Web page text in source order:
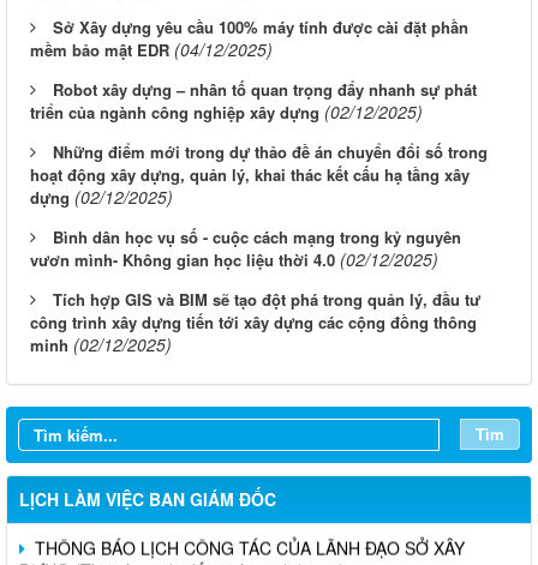
Sở Xây dựng yêu cầu 100% máy tính được cài đặt phần
mềm bảo mật EDR (04/12/2025)
Robot xây dựng – nhân tố quan trọng đẩy nhanh sự phát
triển của ngành công nghiệp xây dựng (02/12/2025)
Những điểm mới trong dự thảo đề án chuyển đổi số trong
hoạt động xây dựng, quản lý, khai thác kết cấu hạ tầng xây
dựng (02/12/2025)
Bình dân học vụ số - cuộc cách mạng trong kỷ nguyên
vươn mình- Không gian học liệu thời 4.0 (02/12/2025)
Tích hợp GIS và BIM sẽ tạo đột phá trong quản lý, đầu tư
công trình xây dựng tiến tới xây dựng các cộng đồng thông
minh (02/12/2025)
Tìm
LỊCH LÀM VIỆC BAN GIÁM ĐỐC
LỊCH CÔNG TÁC CỦA LÃNH ĐẠO SỞ XÂY DỰNG (Từ ngày
03/8 đến ngày 08/8/2026)
THÔNG BÁO LỊCH CÔNG TÁC CỦA LÃNH ĐẠO SỞ XÂY
DỰNG (Từ ngày 27/7 đến ngày 31/7/2026)
THÔNG BÁO LỊCH CÔNG TÁC CỦA LÃNH ĐẠO SỞ XÂY
DỰNG (Từ ngày 20/7 đến ngày 25/7/2026)
THÔNG BÁO LỊCH CÔNG TÁC CỦA LÃNH ĐẠO SỞ XÂY
DỰNG (Từ ngày 06/7 đến ngày 11/7/2026)